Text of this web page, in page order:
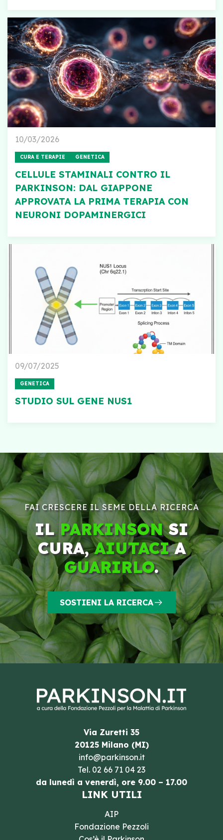
10/03/2026
CURA E TERAPIE GENETICA
CELLULE STAMINALI CONTRO IL
PARKINSON: DAL GIAPPONE
APPROVATA LA PRIMA TERAPIA CON
NEURONI DOPAMINERGICI
09/07/2025
GENETICA
STUDIO SUL GENE NUS1
FAI CRESCERE IL SEME DELLA RICERCA
ILPARKINSONSI
CURA,AIUTACIA
GUARIRLO.
SOSTIENI LA RICERCA
Via Zuretti 35
20125 Milano (MI)
info@parkinson.it
Tel. 02 66 71 04 23
da lunedì a venerdì, ore 9.00 – 17.00
LINK UTILI
AIP
Fondazione Pezzoli